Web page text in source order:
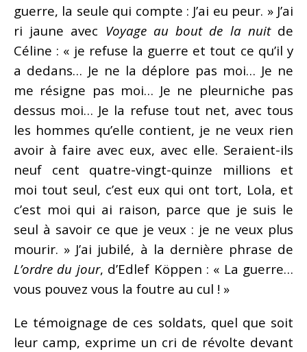
guerre, la seule qui compte : J’ai eu peur. » J’ai
ri jaune avec Voyage au bout de la nuitde
Céline : « je refuse la guerre et tout ce qu’il y
a dedans… Je ne la déplore pas moi… Je ne
me résigne pas moi… Je ne pleurniche pas
dessus moi… Je la refuse tout net, avec tous
les hommes qu’elle contient, je ne veux rien
avoir à faire avec eux, avec elle. Seraient-ils
neuf cent quatre-vingt-quinze millions et
moi tout seul, c’est eux qui ont tort, Lola, et
c’est moi qui ai raison, parce que je suis le
seul à savoir ce que je veux : je ne veux plus
mourir. » J’ai jubilé, à la dernière phrase de
L’ordre du jour, d’Edlef Köppen : « La guerre…
vous pouvez vous la foutre au cul ! »
Le témoignage de ces soldats, quel que soit
leur camp, exprime un cri de révolte devant